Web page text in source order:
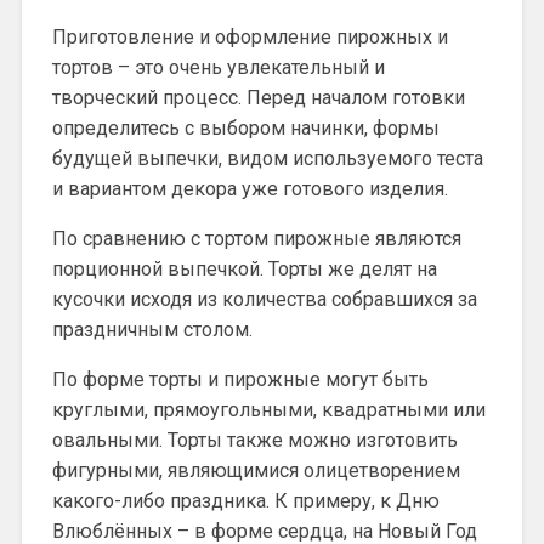
Приготовление и оформление пирожных и
тортов – это очень увлекательный и
творческий процесс. Перед началом готовки
определитесь с выбором начинки, формы
будущей выпечки, видом используемого теста
и вариантом декора уже готового изделия.
По сравнению с тортом пирожные являются
порционной выпечкой. Торты же делят на
кусочки исходя из количества собравшихся за
праздничным столом.
По форме торты и пирожные могут быть
круглыми, прямоугольными, квадратными или
овальными. Торты также можно изготовить
фигурными, являющимися олицетворением
какого-либо праздника. К примеру, к Дню
Влюблённых – в форме сердца, на Новый Год